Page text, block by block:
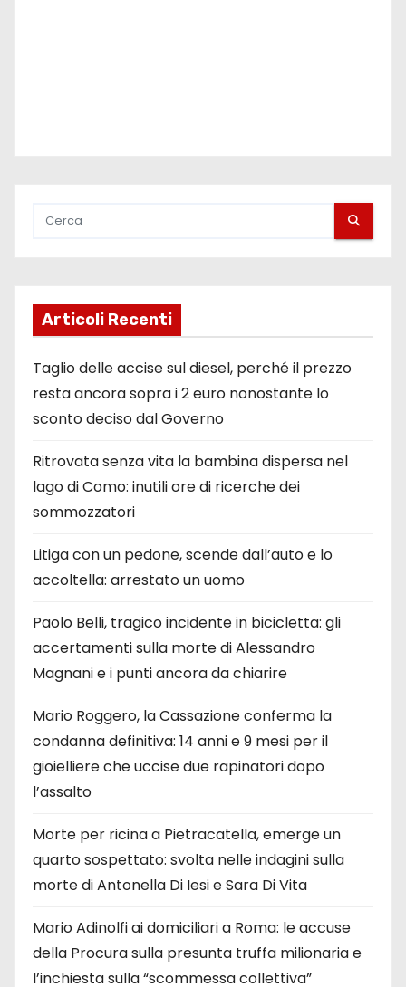
Articoli Recenti
Taglio delle accise sul diesel, perché il prezzo
resta ancora sopra i 2 euro nonostante lo
sconto deciso dal Governo
Ritrovata senza vita la bambina dispersa nel
lago di Como: inutili ore di ricerche dei
sommozzatori
Litiga con un pedone, scende dall’auto e lo
accoltella: arrestato un uomo
Paolo Belli, tragico incidente in bicicletta: gli
accertamenti sulla morte di Alessandro
Magnani e i punti ancora da chiarire
Mario Roggero, la Cassazione conferma la
condanna definitiva: 14 anni e 9 mesi per il
gioielliere che uccise due rapinatori dopo
l’assalto
Morte per ricina a Pietracatella, emerge un
quarto sospettato: svolta nelle indagini sulla
morte di Antonella Di Iesi e Sara Di Vita
Mario Adinolfi ai domiciliari a Roma: le accuse
della Procura sulla presunta truffa milionaria e
l’inchiesta sulla “scommessa collettiva”